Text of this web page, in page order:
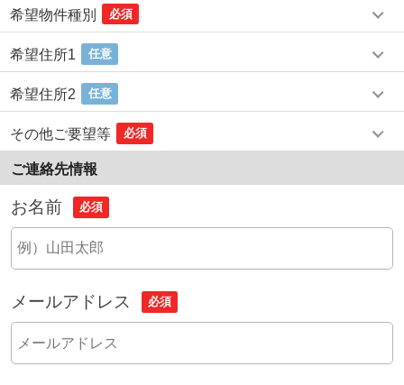
希望物件種別 必須
希望住所1 任意
希望住所2 任意
その他ご要望等 必須
ご連絡先情報
お名前 必須
メールアドレス 必須